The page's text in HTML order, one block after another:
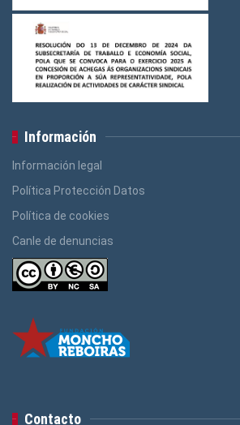
Información
Información legal
Política Protección Datos
Política de cookies
Canle de denuncias
Contacto